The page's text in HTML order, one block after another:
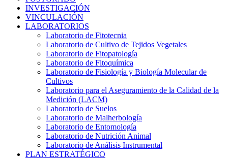
INVESTIGACIÓN
VINCULACIÓN
LABORATORIOS
Laboratorio de Fitotecnia
Laboratorio de Cultivo de Tejidos Vegetales
Laboratorio de Fitopatología
Laboratorio de Fitoquímica
Laboratorio de Fisiología y Biología Molecular de
Cultivos
Laboratorio para el Aseguramiento de la Calidad de la
Medición (LACM)
Laboratorio de Suelos
Laboratorio de Malherbología
Laboratorio de Entomología
Laboratorio de Nutrición Animal
Laboratorio de Análisis Instrumental
PLAN ESTRATÉGICO